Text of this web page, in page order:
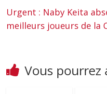
Urgent : Naby Keita
meilleurs joueurs de la
Vous pourrez